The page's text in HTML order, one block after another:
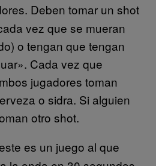
Deben tomar un shot
vez que se mueran
o tengan que tengan
Cada vez que
jugadores toman
o sidra. Si alguien
otro shot.
es un juego al que